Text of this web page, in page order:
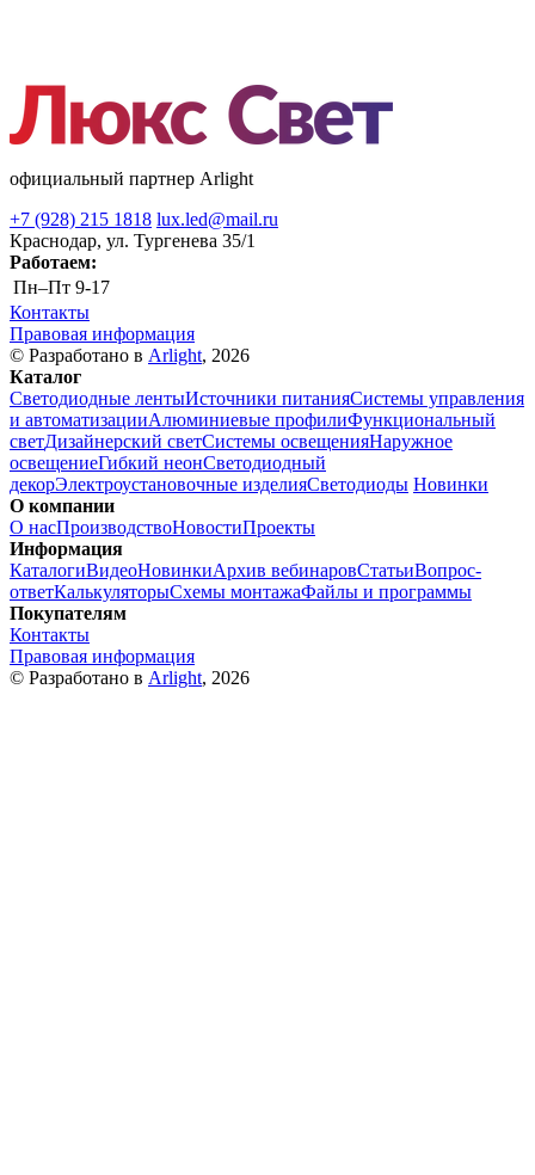
официальный партнер Arlight
+7 (928) 215 1818 lux.led@mail.ru
Краснодар, ул. Тургенева 35/1
Работаем:
Пн–Пт 9-17
Контакты
Правовая информация
© Разработано в Arlight, 2026
Каталог
Светодиодные лентыИсточники питанияСистемы управления
и автоматизацииАлюминиевые профилиФункциональный
светДизайнерский светСистемы освещенияНаружное
освещениеГибкий неонСветодиодный
декорЭлектроустановочные изделияСветодиоды Новинки
О компании
О насПроизводствоНовостиПроекты
Информация
КаталогиВидеоНовинкиАрхив вебинаровСтатьиВопрос-
ответКалькуляторыСхемы монтажаФайлы и программы
Покупателям
Контакты
Правовая информация
© Разработано в Arlight, 2026